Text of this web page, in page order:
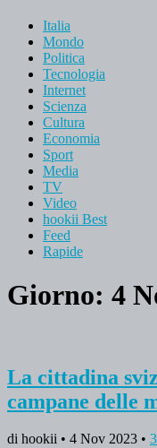
Italia
Mondo
Politica
Tecnologia
Internet
Scienza
Cultura
Economia
Sport
Media
TV
Video
hookii Best
Feed
Rapide
Giorno: 4
La cittadina
campane delle
di hookii • 4 Nov 2023 •